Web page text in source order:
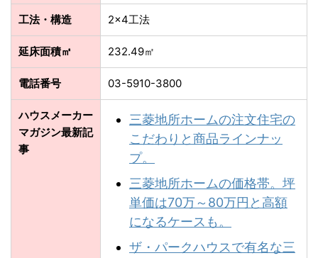
工法・構造 2×4工法
延床面積㎡ 232.49㎡
電話番号 03-5910-3800
ハウスメーカー
マガジン最新記
事
三菱地所ホームの注文住宅の
こだわりと商品ラインナッ
プ。
三菱地所ホームの価格帯。坪
単価は70万～80万円と高額
になるケースも。
ザ・パークハウスで有名な三